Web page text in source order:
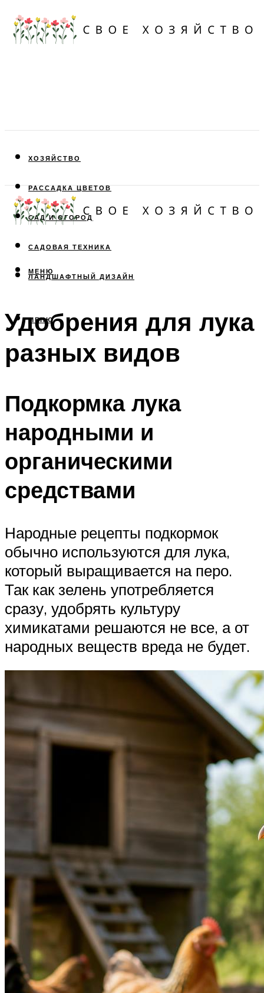
ХОЗЯЙСТВО
РАССАДКА ЦВЕТОВ
САД И ОГОРОД
САДОВАЯ ТЕХНИКА
ЛАНДШАФТНЫЙ ДИЗАЙН
МЕНЮ
МЕНЮ
Удобрения для лука
разных видов
Подкормка лука
народными и
органическими
средствами
Народные рецепты подкормок
обычно используются для лука,
который выращивается на перо.
Так как зелень употребляется
сразу, удобрять культуру
химикатами решаются не все, а от
народных веществ вреда не будет.